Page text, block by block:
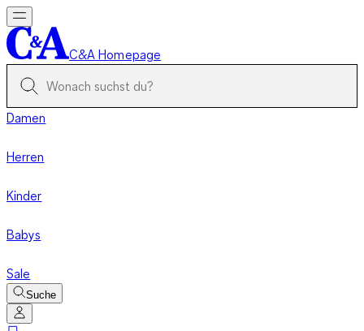
C&A Homepage
Damen
Herren
Kinder
Babys
Sale
Suche